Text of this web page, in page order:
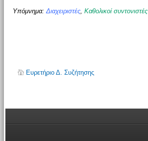
Υπόμνημα:Διαχειριστές, Καθολικοί συντονιστές
Ευρετήριο Δ. Συζήτησης